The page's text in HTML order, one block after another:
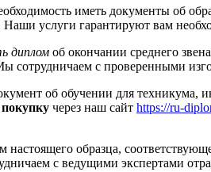
иметь документы об
Наши услуги гарантируют вам
диплом об окончании среднего
сотрудничаем с проверенными
об обучении для техникума,
покупку через наш сайт https://ru-
настоящего образца,
с ведущими экспертами